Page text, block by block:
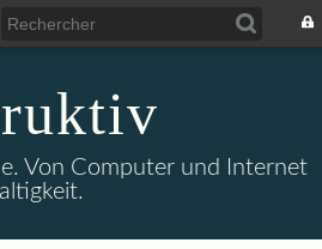
Von Computer und Internet